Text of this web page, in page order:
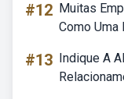
#12 Muitas
Como
#13 Indique A